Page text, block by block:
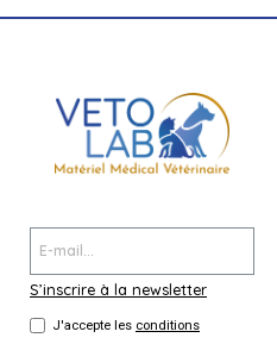
S’inscrire à la newsletter
J'accepte les conditions